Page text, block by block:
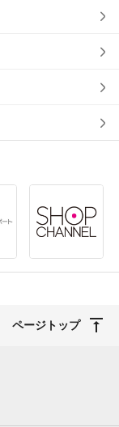
ページトップ